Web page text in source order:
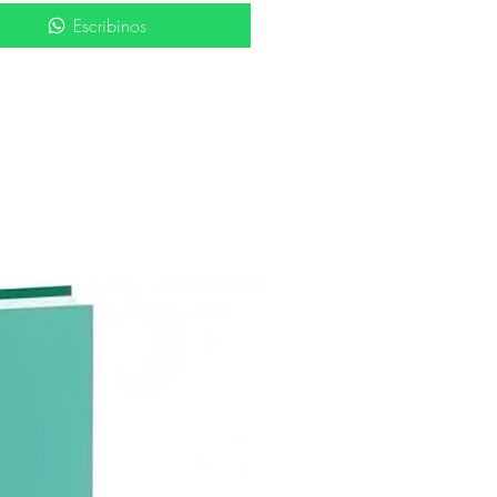
Escribinos